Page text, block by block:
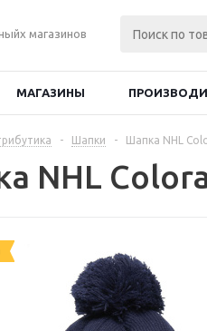
магазинов
МАГАЗИНЫ
- Шапки - Шапка NHL
NHL